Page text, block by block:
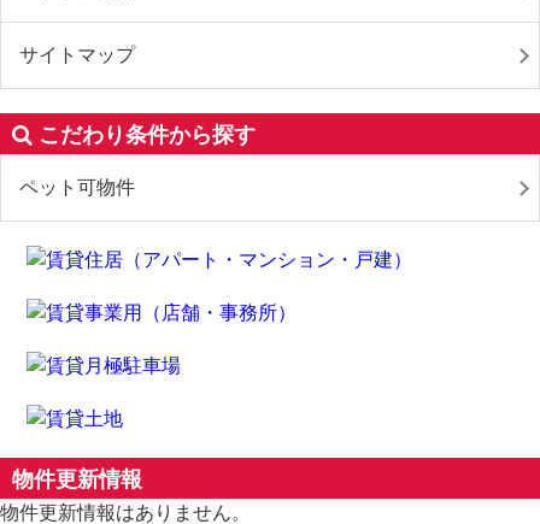
サイトマップ
こだわり条件から探す
ペット可物件
物件更新情報
物件更新情報はありません。